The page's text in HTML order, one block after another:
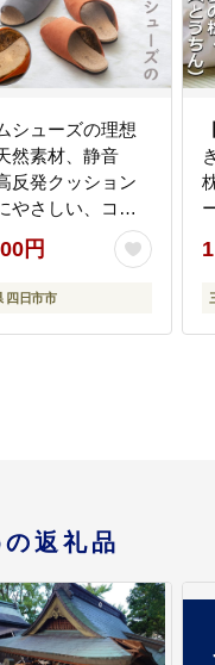
シューズの理想
然素材、静音
反発クッション
やさしい、コル
れにくい、上質
のあるボアで寒
も暖かく快適に
コルクルームシ
円
四日市市
返礼品